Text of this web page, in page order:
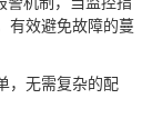
有效避免故障的蔓
，无需复杂的配